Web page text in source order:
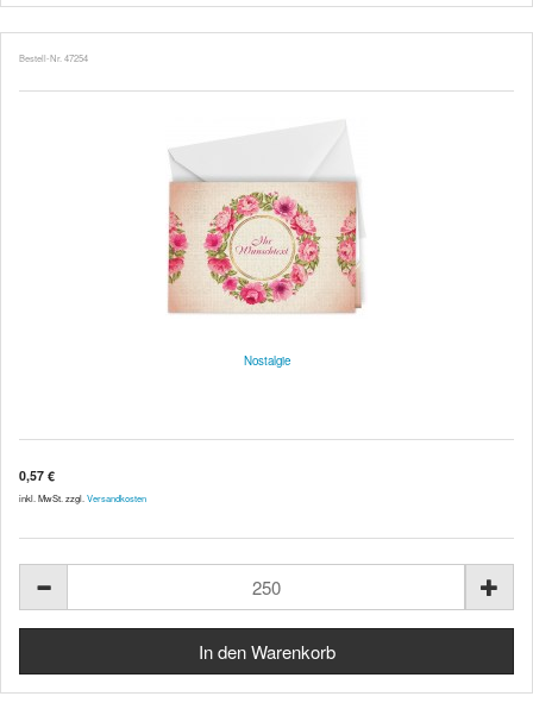
Bestell-Nr. 47254
Nostalgie
0,57 €
inkl. MwSt. zzgl. Versandkosten